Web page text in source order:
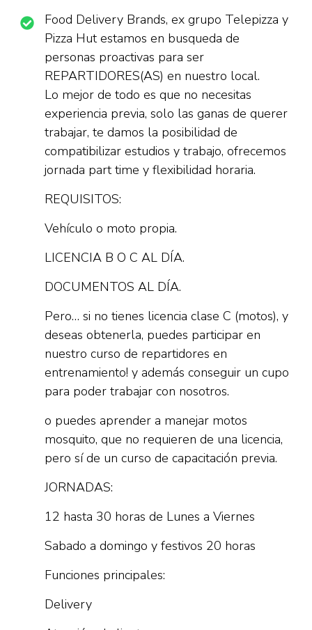
Food Delivery Brands, ex grupo Telepizza y
Pizza Hut estamos en busqueda de
personas proactivas para ser
REPARTIDORES(AS) en nuestro local.
Lo mejor de todo es que no necesitas
experiencia previa, solo las ganas de querer
trabajar, te damos la posibilidad de
compatibilizar estudios y trabajo, ofrecemos
jornada part time y flexibilidad horaria.
REQUISITOS:
Vehículo o moto propia.
LICENCIA B O C AL DÍA.
DOCUMENTOS AL DÍA.
Pero… si no tienes licencia clase C (motos), y
deseas obtenerla, puedes participar en
nuestro curso de repartidores en
entrenamiento! y además conseguir un cupo
para poder trabajar con nosotros.
o puedes aprender a manejar motos
mosquito, que no requieren de una licencia,
pero sí de un curso de capacitación previa.
JORNADAS:
12 hasta 30 horas de Lunes a Viernes
Sabado a domingo y festivos 20 horas
Funciones principales:
Delivery